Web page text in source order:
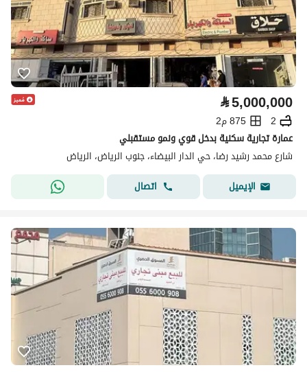
⃁5,000,000
2
875 م2
عمارة تجارية سكنية بدخل قوي ونمو مستقبلي
شارع محمد رشيد رضا، حي الدار البيضاء، جنوب الرياض، الرياض
الإيميل
اتصال